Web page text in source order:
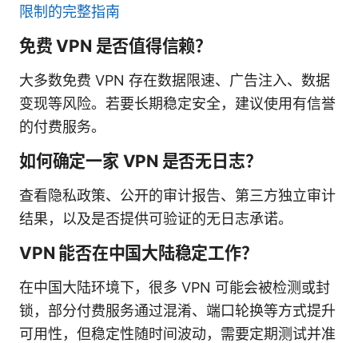
限制的完整指南
免费 VPN 是否值得信赖？
大多数免费 VPN 存在数据限速、广告注入、数据
变现等风险。若要长期稳定安全，建议使用有信誉
的付费服务。
如何确定一家 VPN 是否无日志？
查看隐私政策、公开的审计报告、第三方独立审计
结果，以及是否提供可验证的无日志承诺。
VPN 能否在中国大陆稳定工作？
在中国大陆环境下，很多 VPN 可能会被检测或封
锁，部分付费服务通过混淆、端口轮换等方式提升
可用性，但稳定性随时间波动，需要定期测试并准